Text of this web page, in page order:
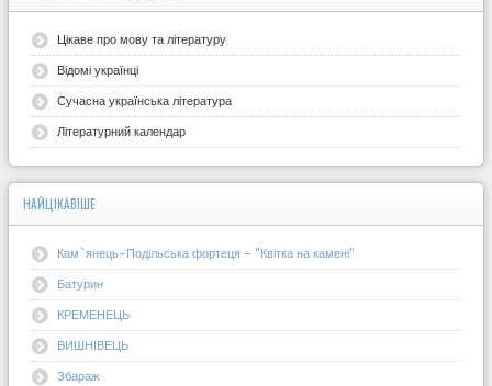
Цікаве про мову та літературу
Відомі українці
Сучасна українська література
Літературний календар
НАЙЦІКАВІШЕ
Кам`янець-Подільська фортеця - "Квітка на камені"
Батурин
КРЕМЕНЕЦЬ
ВИШНІВЕЦЬ
Збараж